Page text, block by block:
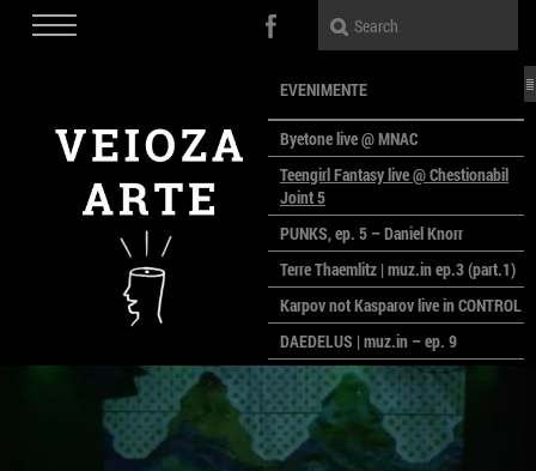
EVENIMENTE
Byetone live @ MNAC
Teengirl Fantasy live @ Chestionabil
Joint 5
PUNKS, ep. 5 – Daniel Knorr
Terre Thaemlitz | muz.in ep.3 (part.1)
Karpov not Kasparov live in CONTROL
DAEDELUS | muz.in – ep. 9
LALELE, LALELE – prima premieră a
anului la MACAZ
CinePOLSKA – filme poloneze la
București